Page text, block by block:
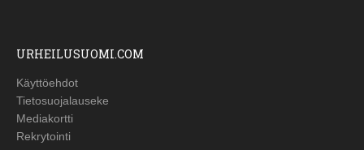
URHEILUSUOMI.COM
Käyttöehdot
Tietosuojalauseke
Mediakortti
Rekrytointi